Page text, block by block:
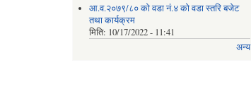
आ.व.२०७९/८० को वडा नं.४ को वडा स्तरि बजेट
तथा कार्यक्रम
मिति: 10/17/2022 - 11:41
अन्य